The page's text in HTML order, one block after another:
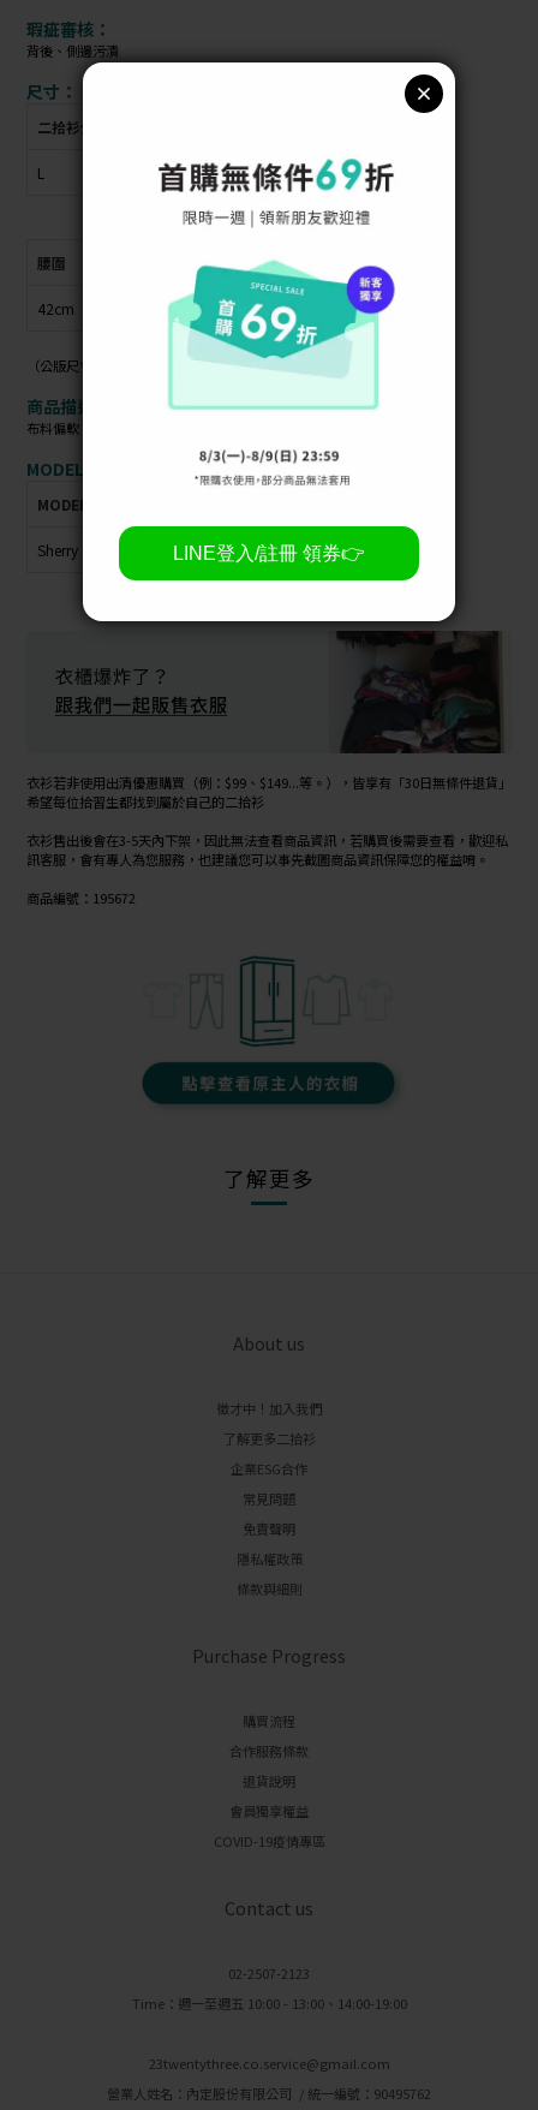
瑕疵審核：
背後、側邊污漬
尺寸：
二拾衫公版尺寸
L 無
腰圍 褲襠長
42cm 28cm 25cm
（公版尺寸指南可參考商品照）
商品描述：
布料偏軟 / 材質偏薄 / 布料無彈性 /
MODEL資訊：
MODEL
Sherry 42kg 40cm 72cm 79cm
衣衫若非使用出清優惠購買（例：$99、$149...等。），皆享有「30日無條件退貨」
希望每位拾習生都找到屬於自己的二拾衫
衣衫售出後會在3-5天內下架，因此無法查看商品資訊，若購買後需要查看，歡迎私
訊客服，會有專人為您服務，也建議您可以事先截圖商品資訊保障您的權益唷。
商品編號：195672
了解更多
About us
徵才中！加入我們
了解更多二拾衫
企業ESG合作
常見問題
免責聲明
隱私權政策
條款與細則
Purchase Progress
購買流程
合作服務條款
退貨說明
會員獨享權益
COVID-19疫情專區
Contact us
02-2507-2123
Time：週一至週五 10:00 - 13:00、14:00-19:00
23twentythree.co.service@gmail.com
營業人姓名：內定股份有限公司 / 統一編號：90495762